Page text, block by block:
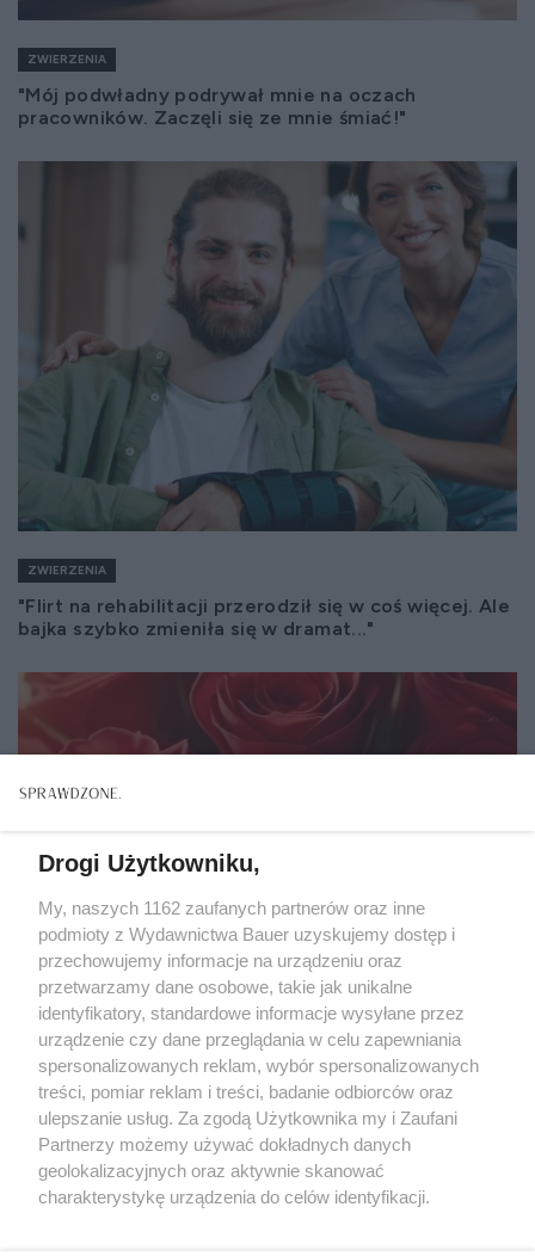
ZWIERZENIA
"Mój podwładny podrywał mnie na oczach
pracowników. Zaczęli się ze mnie śmiać!"
ZWIERZENIA
"Flirt na rehabilitacji przerodził się w coś więcej. Ale
bajka szybko zmieniła się w dramat..."
ZWIERZENIA
"Nigdy nie zapomniałam siedmiu czerwonych róż
od Jurka. Byłam już wdową, gdy znowu je od niego
dostałam..."
Drogi Użytkowniku,
My, naszych 1162 zaufanych partnerów oraz inne
podmioty z Wydawnictwa Bauer uzyskujemy dostęp i
przechowujemy informacje na urządzeniu oraz
przetwarzamy dane osobowe, takie jak unikalne
identyfikatory, standardowe informacje wysyłane przez
urządzenie czy dane przeglądania w celu zapewniania
spersonalizowanych reklam, wybór spersonalizowanych
treści, pomiar reklam i treści, badanie odbiorców oraz
ulepszanie usług. Za zgodą Użytkownika my i Zaufani
Partnerzy możemy używać dokładnych danych
geolokalizacyjnych oraz aktywnie skanować
charakterystykę urządzenia do celów identyfikacji.